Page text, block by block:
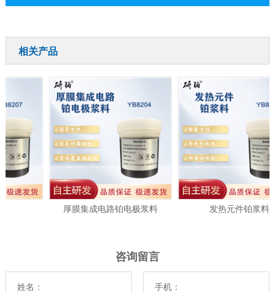
相关产品
厚膜集成电路铂电极浆料 发热元件铂浆料
咨询留言
姓名： 手机：